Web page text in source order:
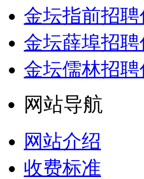
金坛指前招聘
金坛薛埠招聘
金坛儒林招聘
网站导航
网站介绍
收费标准